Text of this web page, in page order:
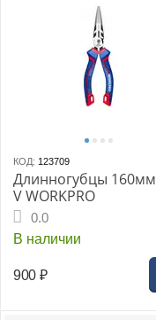
КОД: 123709
Длинногубцы 160мм
V WORKPRO
0.0
В наличии
900 ₽